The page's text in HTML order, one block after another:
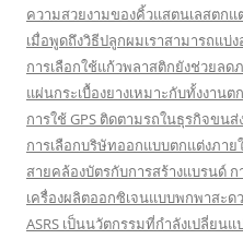
ความสวยงามของคิ้วแสตนเลสตกแ
เมื่อพูดถึงวิธีปลูกผมเราสามารถแบ่
การเลือกใช้แก้วพลาสติกยังช่วยลด
แผ่นกระเบื้องยางเหมาะกับทั้งงาน
การใช้ GPS ติดตามรถในธุรกิจขน
การเลือกบริษัทออกแบบตกแต่งภา
สายคล้องบัตรกับการสร้างแบรนด์
เครื่องผลิตออกซิเจนแบบพกพาสะ
ASRS เป็นนวัตกรรมที่กำลังเปลี่ยน